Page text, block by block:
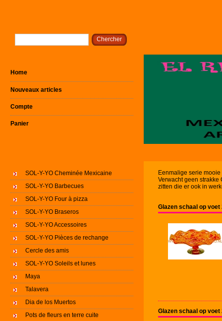
Home
Nouveaux articles
Compte
Panier
SOL-Y-YO Cheminée Mexicaine
SOL-Y-YO Barbecues
SOL-Y-YO Four à pizza
SOL-Y-YO Braseros
SOL-Y-YO Accessoires
SOL-Y-YO Pièces de rechange
Cercle des amis
SOL-Y-YO Soleils et lunes
Maya
Talavera
Dia de los Muertos
Pots de fleurs en terre cuite
Eenmalige serie
Verwacht geen strakke
zitten die er ook in
Glazen schaal op voet
Glazen schaal op voet